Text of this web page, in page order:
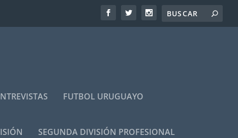
FUTBOL URUGUAYO
SEGUNDA DIVISIÓN PROFESIONAL